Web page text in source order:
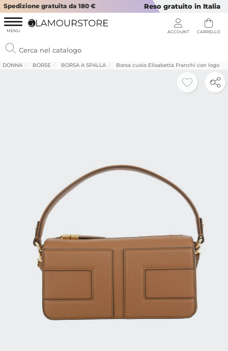
Spedizione gratuita da 180 € Reso gratuito in Italia
DONNA BORSE BORSA A SPALLA Borsa cuoio Elisabetta Franchi con logo